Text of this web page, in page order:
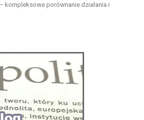
kompleksowe porównanie działania i